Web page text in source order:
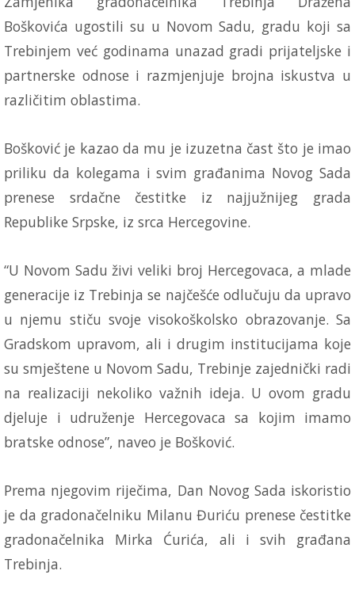
Boškovića ugostili su u Novom Sadu, gradu koji sa
Trebinjem već godinama unazad gradi prijateljske i
partnerske odnose i razmjenjuje brojna iskustva u
različitim oblastima.
Bošković je kazao da mu je izuzetna čast što je imao
priliku da kolegama i svim građanima Novog Sada
prenese srdačne čestitke iz najjužnijeg grada
Republike Srpske, iz srca Hercegovine.
“U Novom Sadu živi veliki broj Hercegovaca, a mlade
generacije iz Trebinja se najčešće odlučuju da upravo
u njemu stiču svoje visokoškolsko obrazovanje. Sa
Gradskom upravom, ali i drugim institucijama koje
su smještene u Novom Sadu, Trebinje zajednički radi
na realizaciji nekoliko važnih ideja. U ovom gradu
djeluje i udruženje Hercegovaca sa kojim imamo
bratske odnose”, naveo je Bošković.
Prema njegovim riječima, Dan Novog Sada iskoristio
je da gradonačelniku Milanu Đuriću prenese čestitke
gradonačelnika Mirka Ćurića, ali i svih građana
Trebinja.